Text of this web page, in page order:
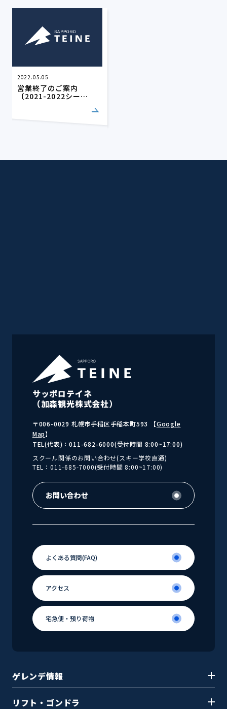
2022.05.05
営業終了のご案内
〔2021-2022シー…
サッポロテイネ
（加森観光株式会社）
〒006-0029 札幌市手稲区手稲本町593 【Google
Map】
TEL(代表)：011-682-6000(受付時間 8:00~17:00)
スクール関係のお問い合わせ(スキー学校直通)
TEL：011-685-7000(受付時間 8:00~17:00)
お問い合わせ
よくある質問(FAQ)
よくある
アクセス
アクセス
宅急便・ 預り荷物
ゲレンデ情報
リフト・ゴンドラ